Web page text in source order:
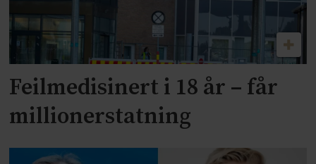
Feilmedisinert i 18 år – får
millionerstatning